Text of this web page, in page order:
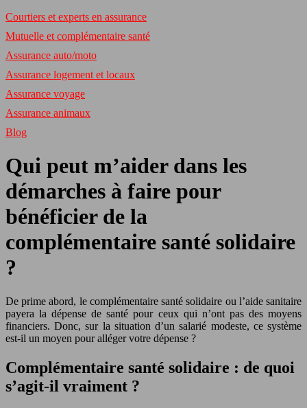
Courtiers et experts en assurance
Mutuelle et complémentaire santé
Assurance auto/moto
Assurance logement et locaux
Assurance voyage
Assurance animaux
Blog
Qui peut m’aider dans les
démarches à faire pour
bénéficier de la
complémentaire santé solidaire
?
De prime abord, le complémentaire santé solidaire ou l’aide sanitaire
payera la dépense de santé pour ceux qui n’ont pas des moyens
financiers. Donc, sur la situation d’un salarié modeste, ce système
est-il un moyen pour alléger votre dépense ?
Complémentaire santé solidaire : de quoi
s’agit-il vraiment ?